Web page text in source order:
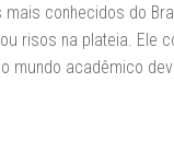
conhecidos do
risos na plateia. Ele
mundo acadêmico